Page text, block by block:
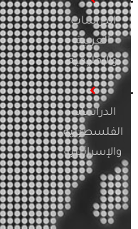
الدراسات
العربية
والإقليمية
الدراسات
الفلسطينية
والإسرائيلية